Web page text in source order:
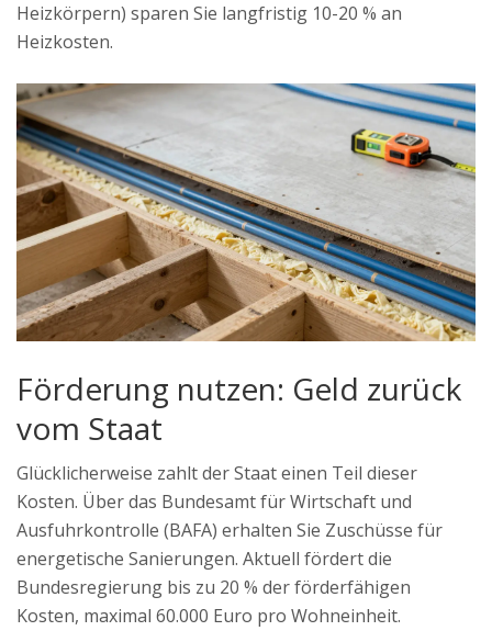
Heizkörpern) sparen Sie langfristig 10-20 % an
Heizkosten.
Förderung nutzen: Geld zurück
vom Staat
Glücklicherweise zahlt der Staat einen Teil dieser
Kosten. Über das Bundesamt für Wirtschaft und
Ausfuhrkontrolle (BAFA) erhalten Sie Zuschüsse für
energetische Sanierungen. Aktuell fördert die
Bundesregierung bis zu 20 % der förderfähigen
Kosten, maximal 60.000 Euro pro Wohneinheit.